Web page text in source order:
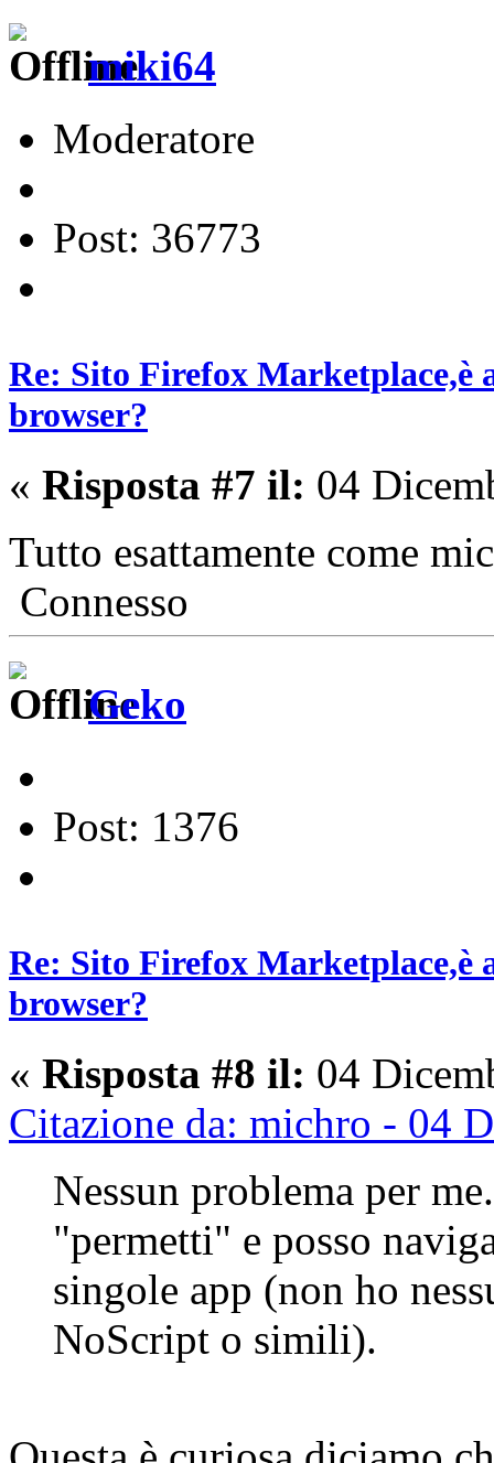
miki64
Moderatore
Post: 36773
Re: Sito Firefox Marketplace,è
browser?
« Risposta #7 il: 04
Tutto esattamente come
Connesso
Geko
Post: 1376
Re: Sito Firefox Marketplace,è
browser?
« Risposta #8 il: 04
Citazione da: michro - 04
Nessun problema per
"permetti" e posso
singole app (non ho
NoScript o simili).